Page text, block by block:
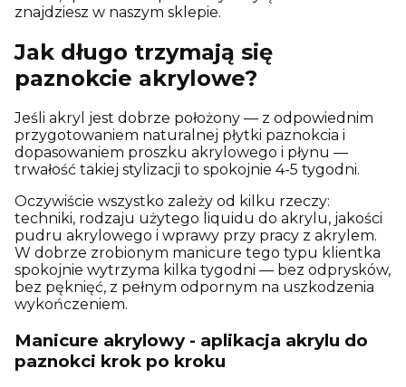
znajdziesz w naszym sklepie.
Jak długo trzymają się
paznokcie akrylowe?
Jeśli akryl jest dobrze położony — z odpowiednim
przygotowaniem naturalnej płytki paznokcia i
dopasowaniem proszku akrylowego i płynu —
trwałość takiej stylizacji to spokojnie 4-5 tygodni.
Oczywiście wszystko zależy od kilku rzeczy:
techniki, rodzaju użytego liquidu do akrylu, jakości
pudru akrylowego i wprawy przy pracy z akrylem.
W dobrze zrobionym manicure tego typu klientka
spokojnie wytrzyma kilka tygodni — bez odprysków,
bez pęknięć, z pełnym odpornym na uszkodzenia
wykończeniem.
Manicure akrylowy - aplikacja akrylu do
paznokci krok po kroku